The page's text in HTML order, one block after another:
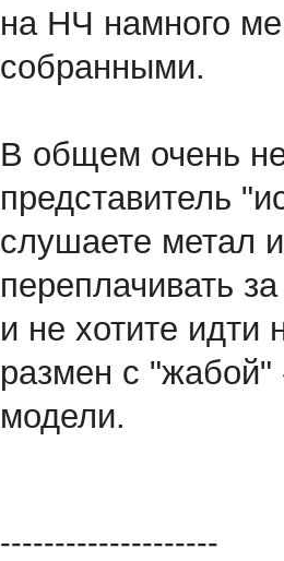
на НЧ намного
собранными.
В общем очень
представитель
слушаете метал
переплачивать
и не хотите
размен с "жабой"
модели.
--------------------